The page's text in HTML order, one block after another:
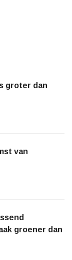
groter dan
van
groener dan